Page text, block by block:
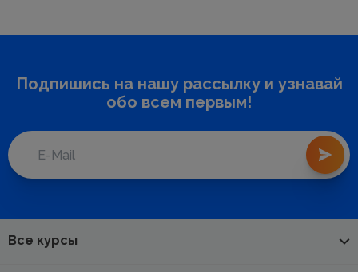
Подпишись на нашу рассылку и узнавай
обо всем первым!
Все курсы